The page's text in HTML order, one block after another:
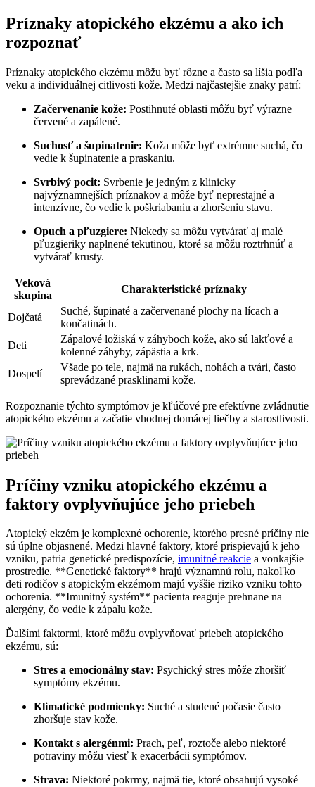
Príznaky atopického ekzému a ako ich
rozpoznať
Príznaky atopického ekzému môžu byť rôzne a často sa líšia podľa
veku a individuálnej citlivosti kože. Medzi najčastejšie znaky patrí:
Začervenanie kože: Postihnuté oblasti môžu byť výrazne
červené a zapálené.
Suchosť a šupinatenie: Koža môže byť extrémne suchá, čo
vedie k šupinatenie a praskaniu.
Svrbivý pocit: Svrbenie je jedným z klinicky
najvýznamnejších príznakov a môže byť neprestajné a
intenzívne, čo vedie k poškriabaniu a zhoršeniu stavu.
Opuch a pľuzgiere: Niekedy sa môžu vytvárať aj malé
pľuzgieriky naplnené tekutinou, ktoré sa môžu roztrhnúť a
vytvárať krusty.
Veková
skupina
Charakteristické príznaky
Dojčatá
Suché, šupinaté a začervenané plochy na lícach a
končatinách.
Deti
Zápalové ložiská v záhyboch kože, ako sú lakťové a
kolenné záhyby, zápästia a krk.
Dospelí
Všade po tele, najmä na rukách, nohách a tvári, často
sprevádzané prasklinami kože.
Rozpoznanie týchto symptómov je kľúčové pre efektívne zvládnutie
atopického ekzému a začatie vhodnej domácej liečby a starostlivosti.
Príčiny vzniku atopického ekzému a
faktory ovplyvňujúce jeho priebeh
Atopický ekzém je komplexné ochorenie, ktorého presné príčiny nie
sú úplne objasnené. Medzi hlavné faktory, ktoré prispievajú k jeho
vzniku, patria genetické predispozície, imunitné reakcie a vonkajšie
prostredie. **Genetické faktory** hrajú významnú rolu, nakoľko
deti rodičov s atopickým ekzémom majú vyššie riziko vzniku tohto
ochorenia. **Imunitný systém** pacienta reaguje prehnane na
alergény, čo vedie k zápalu kože.
Ďalšími faktormi, ktoré môžu ovplyvňovať priebeh atopického
ekzému, sú:
Stres a emocionálny stav: Psychický stres môže zhoršiť
symptómy ekzému.
Klimatické podmienky: Suché a studené počasie často
zhoršuje stav kože.
Kontakt s alergénmi: Prach, peľ, roztoče alebo niektoré
potraviny môžu viesť k exacerbácii symptómov.
Strava: Niektoré pokrmy, najmä tie, ktoré obsahujú vysoké